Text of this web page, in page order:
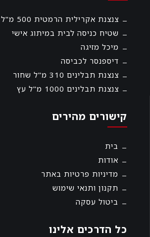
צנצנת אקרילית הרמטית 500 מ"ל
שטיח כניסה לבית במיתוג אישי
מיכל מזיגה
דיספנסר לכביסה
צנצנת תבלינים 310 מ"ל שחור
צנצנת תבלינים 1000 מ"ל עץ
קישורים מהירים
בית
אודות
מדיניות פרטיות באתר
תקנון ותנאי שימוש
ביטול עסקה
כל הדרכים אלינו